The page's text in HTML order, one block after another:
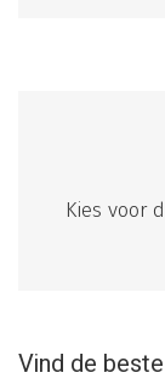
Kies voor
Vind de